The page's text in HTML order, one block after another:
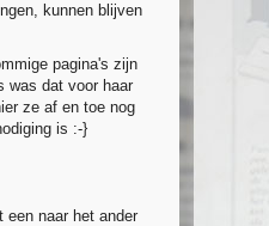
kunnen blijven
pagina's zijn
was dat voor haar
ze af en toe nog
is :-}
een naar het ander